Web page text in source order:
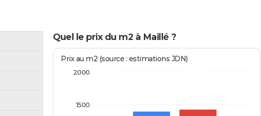
Quel le prix du m2 à Maillé ?
Prix au m2 (source : estimations JDN)
1500
2000